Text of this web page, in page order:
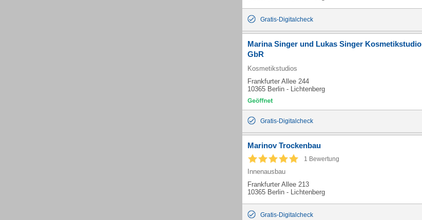
Gratis-Digitalcheck
Marina Singer und Lukas Singer Kosmetikstudio
GbR
Kosmetikstudios
Frankfurter Allee 244
10365 Berlin - Lichtenberg
Gratis-Digitalcheck
Marinov Trockenbau
1 Bewertung
Innenausbau
Frankfurter Allee 213
10365 Berlin - Lichtenberg
Gratis-Digitalcheck